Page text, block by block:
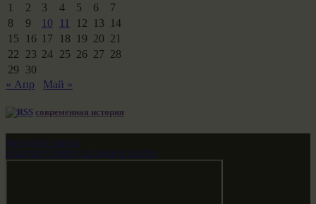
1
2 3 4 5 6
7
8
9 10 11 12 13
14
15
16 17 18 19 20 21
22
23 24 25 26 27 28
29
30
« Апр
Май »
современная история
Звездные врата
НАШ МИР ВЧЕРА СЕГОДНЯ И ЗАВТРА